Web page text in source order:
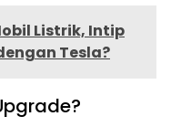
Listrik, Intip
Tesla?